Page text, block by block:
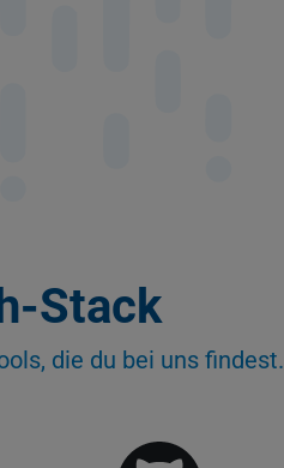
Stack
die du bei uns findest.